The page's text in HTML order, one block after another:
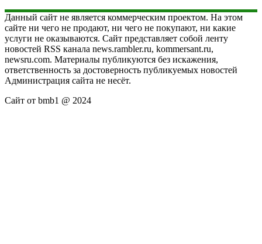
Данный сайт не является коммерческим проектом. На этом
сайте ни чего не продают, ни чего не покупают, ни какие
услуги не оказываются. Сайт представляет собой ленту
новостей RSS канала news.rambler.ru, kommersant.ru,
newsru.com. Материалы публикуются без искажения,
ответственность за достоверность публикуемых новостей
Администрация сайта не несёт.
Сайт от bmb1 @ 2024